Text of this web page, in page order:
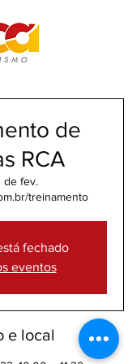
de
RCA
de fev.
treinamento
fechado
eventos
e local